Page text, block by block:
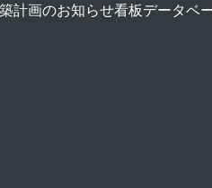
画のお知らせ看板データベ